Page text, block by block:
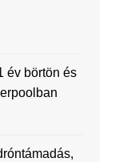
év börtön és